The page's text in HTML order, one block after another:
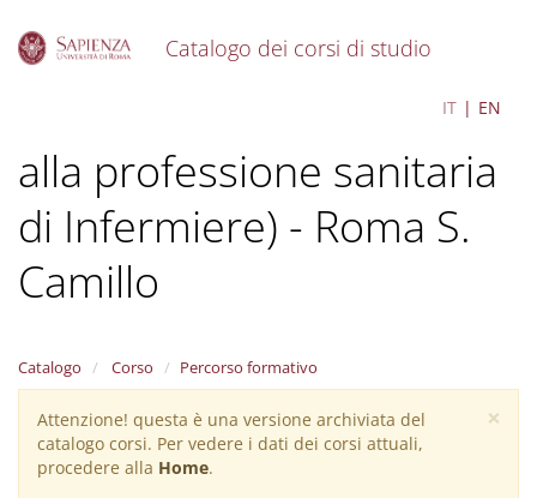
Catalogo dei corsi di studio
IT EN
Infermieristica (abilitante
alla professione sanitaria
di Infermiere) - Roma S.
Camillo
Catalogo Corso Percorso formativo
×
Warning
message
Attenzione! questa è una versione archiviata del
catalogo corsi. Per vedere i dati dei corsi attuali,
procedere alla Home.